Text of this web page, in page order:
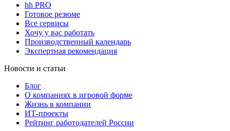
hh PRO
Готовое резюме
Все сервисы
Хочу у вас работать
Производственный календарь
Экспертная рекомендация
Новости и статьи
Блог
О компаниях в игровой форме
Жизнь в компании
ИТ-проекты
Рейтинг работодателей России